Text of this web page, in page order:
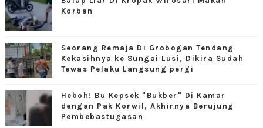
Korban
Seorang Remaja Di Grobogan Tendang
Kekasihnya ke Sungai Lusi, Dikira Sudah
Tewas Pelaku Langsung pergi
Heboh! Bu Kepsek "Bukber" Di Kamar
dengan Pak Korwil, Akhirnya Berujung
Pembebastugasan